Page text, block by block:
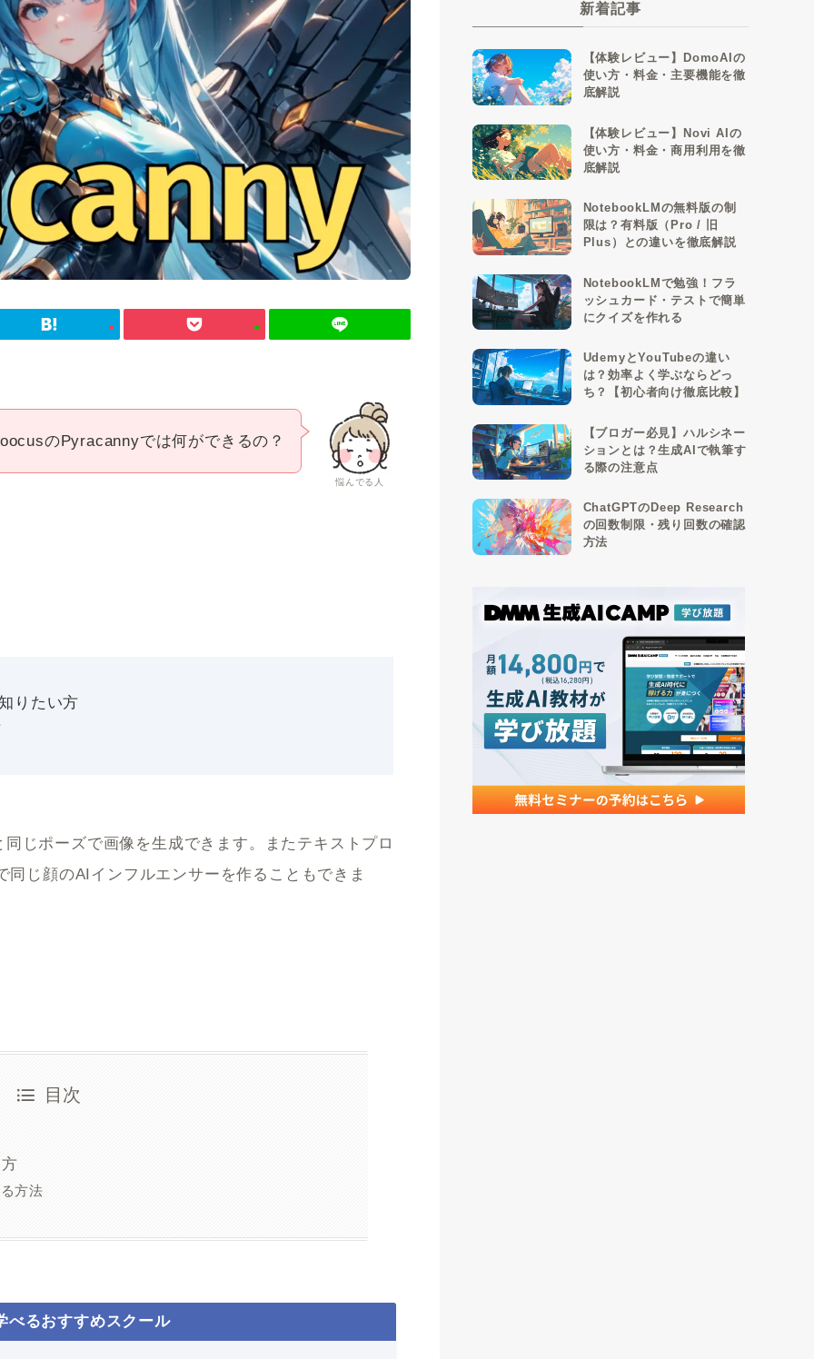
悩んでる人
のPyracannyでは何ができるの？
りたい方
じポーズで画像を生成できます。またテキストプロ
じ顔のAIインフルエンサーを作ることもできま
目次
方法
べるおすすめスクール
新着記事
【体験レビュー】DomoAIの
使い方・料金・主要機能を徹
底解説
【体験レビュー】Novi AIの
使い方・料金・商用利用を徹
底解説
NotebookLMの無料版の制
限は？有料版（Pro / 旧
Plus）との違いを徹底解説
NotebookLMで勉強！フラ
ッシュカード・テストで簡単
にクイズを作れる
UdemyとYouTubeの違い
は？効率よく学ぶならどっ
ち？【初心者向け徹底比較】
【ブロガー必見】ハルシネー
ションとは？生成AIで執筆す
る際の注意点
ChatGPTのDeep Research
の回数制限・残り回数の確認
方法